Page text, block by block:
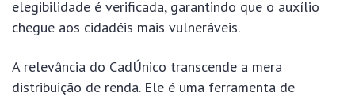
elegibilidade é verificada, garantindo que o auxílio
chegue aos cidadéis mais vulneráveis.
A relevância do CadÚnico transcende a mera
distribuição de renda. Ele é uma ferramenta de